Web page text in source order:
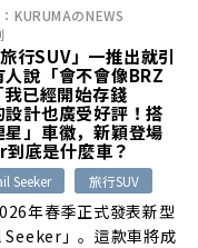
KURUMAのNEWS
行SUV」一推出就引
說「會不會像BRZ
已經開始存錢
計也廣受好評！搭
」車徽，新穎登場
底是什麼車？
Seeker 旅行SUV
年春季正式發表新型
」。這款車將成